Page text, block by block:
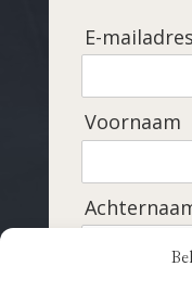
E-
Voornaam